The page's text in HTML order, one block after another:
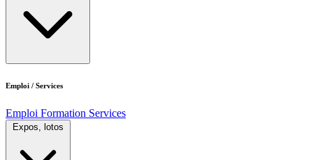
Emploi / Services
Emploi Formation Services
Expos, lotos